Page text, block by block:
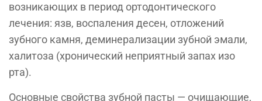
возникающих в период ортодонтического
лечения: язв, воспаления десен, отложений
зубного камня, деминерализации зубной эмали,
халитоза (хронический неприятный запах изо
рта).
Основные свойства зубной пасты — очищающие,